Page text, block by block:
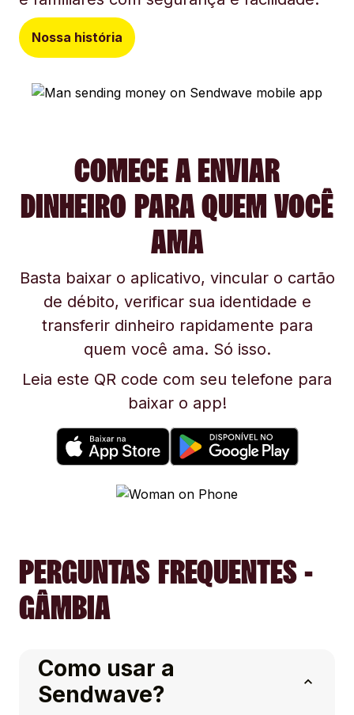
Nossa história
COMECE A ENVIAR
DINHEIRO PARA QUEM VOCÊ
AMA
Basta baixar o aplicativo, vincular o cartão
de débito, verificar sua identidade e
transferir dinheiro rapidamente para
quem você ama. Só isso.
Leia este QR code com seu telefone para
baixar o app!
PERGUNTAS FREQUENTES -
GÂMBIA
Como usar a
Sendwave?